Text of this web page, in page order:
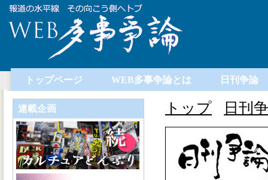
トップページ WEB多事争論とは 日刊争論
トップ 日刊
連載企画